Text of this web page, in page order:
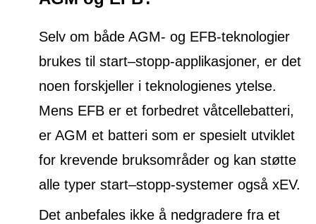
Selv om både AGM- og EFB-teknologier
brukes til start–stopp-applikasjoner, er det
noen forskjeller i teknologienes ytelse.
Mens EFB er et forbedret våtcellebatteri,
er AGM et batteri som er spesielt utviklet
for krevende bruksområder og kan støtte
alle typer start–stopp-systemer også xEV.
Det anbefales ikke å nedgradere fra et